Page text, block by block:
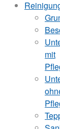
mit